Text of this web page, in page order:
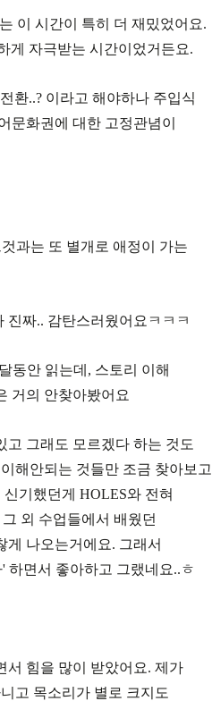
이 시간이 특히 더 재밌었어요.
게 자극받는 시간이었거든요.
환..? 이라고 해야하나 주입식
문화권에 대한 고정관념이
과는 또 별개로 애정이 가는
진짜.. 감탄스러웠어요ㅋㅋㅋ
동안 읽는데, 스토리 이해
거의 안찾아봤어요
고 그래도 모르겠다 하는 것도
해안되는 것들만 조금 찾아보고
기했던게 HOLES와 전혀
외 수업들에서 배웠던
게 나오는거에요. 그래서
하면서 좋아하고 그랬네요..ㅎ
서 힘을 많이 받았어요. 제가
고 목소리가 별로 크지도